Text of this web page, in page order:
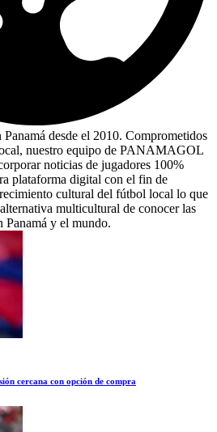
desde el 2010. Comprometidos
nuestro equipo de PANAMAGOL
noticias de jugadores 100%
plataforma digital con el fin de
cultural del fútbol local lo que
multicultural de conocer las
Panamá y el mundo.
cercana con opción de compra